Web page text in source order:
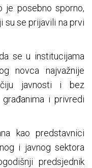
je posebno sporno,
su se prijavili na prvi
se u institucijama
novca najvažnije
javnosti i bez
i privredi
kao predstavnici
i javnog sektora
predsjednik